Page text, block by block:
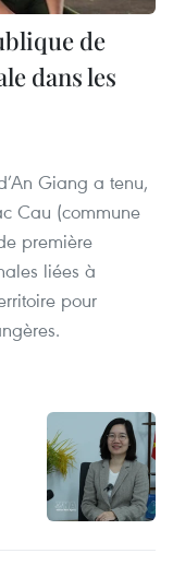
de
dans les
Giang a tenu,
Cau (commune
première
liées à
pour